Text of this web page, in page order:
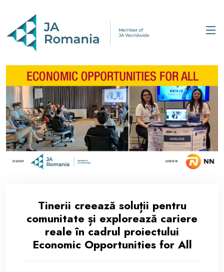
Tinerii creează soluții pentru
comunitate și explorează cariere
reale în cadrul proiectului
Economic Opportunities for All